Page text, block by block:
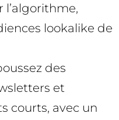
lookalike de
des
et
courts, avec un